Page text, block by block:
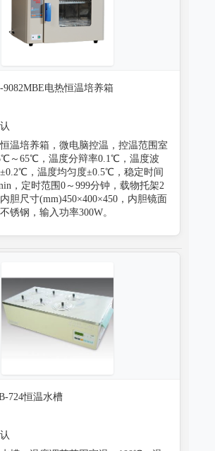
9082MBE电热恒温培养箱
温培养箱，微电脑控温，控温范围室
～65℃，温度分辩率0.1℃，温度波
，温度均匀度±0.5℃，稳定时间
，定时范围0～999分钟，载物托架2
胆尺寸(mm)450×400×450，内胆镜面
锈钢，输入功率300W。
724恒温水槽